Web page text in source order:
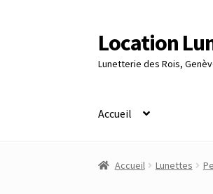
Aller
à
la
Aller
au
contenu
Location
Lunetterie des Rois,
Accueil
Accueil Altimètre
Accueil Lunettes